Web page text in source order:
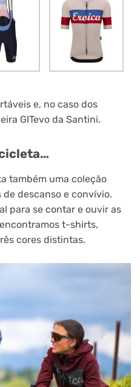
e, no caso dos
GITevo da Santini.
também uma coleção
descanso e convívio.
para se contar e ouvir as
t-shirts,
cores distintas.